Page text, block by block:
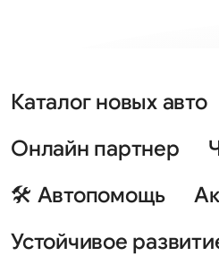
Каталог новых авто
Онлайн партнер
🛠 Автопомощь
Устойчивое